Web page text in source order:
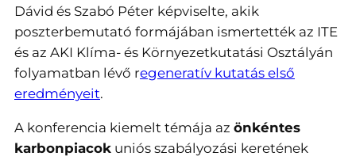
Dávid és Szabó Péter képviselte, akik
poszterbemutató formájában ismertették az ITE
és az AKI Klíma- és Környezetkutatási Osztályán
folyamatban lévő regeneratív kutatás első
eredményeit.
A konferencia kiemelt témája az önkéntes
karbonpiacok uniós szabályozási keretének